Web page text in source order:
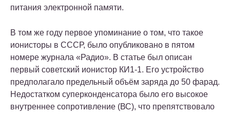
питания электронной памяти.
В том же году первое упоминание о том, что такое
ионисторы в СССР, было опубликовано в пятом
номере журнала «Радио». В статье был описан
первый советский ионистор КИ1-1. Его устройство
предполагало предельный объём заряда до 50 фарад.
Недостатком суперконденсатора было его высокое
внутреннее сопротивление (ВС), что препятствовало